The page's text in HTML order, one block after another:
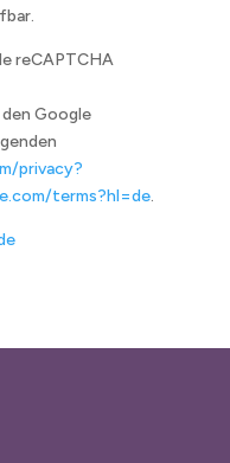
reCAPTCHA
Google
privacy?
terms?hl=de.